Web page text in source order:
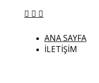
ANA SAYFA
İLETIŞIM